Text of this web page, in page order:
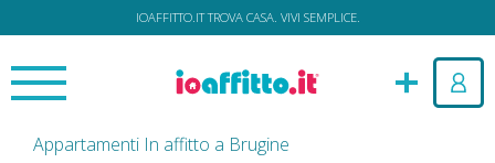
IOAFFITTO.IT TROVA CASA. VIVI SEMPLICE.
Appartamenti In affitto a Brugine